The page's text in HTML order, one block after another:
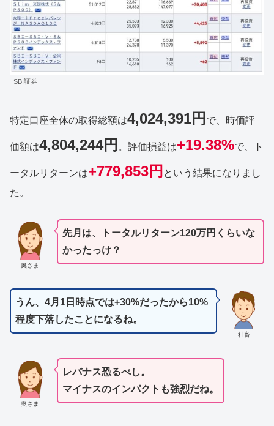
SBI証券
特定口座全体の取得総額は4,024,391円 で、時価評
価額は4,804,244円 。評価損益は+19.38%で、ト
ータルリターンは+779,853円 という結果になりまし
た。
奥さま
先月は、トータルリターン120万円くらいな
かったっけ？
社畜
うん、4月1日時点では+30%だったから10%
程度下落したことになるね。
奥さま
レバナス恐るべし。
マイナスのインパクトも強烈だね。